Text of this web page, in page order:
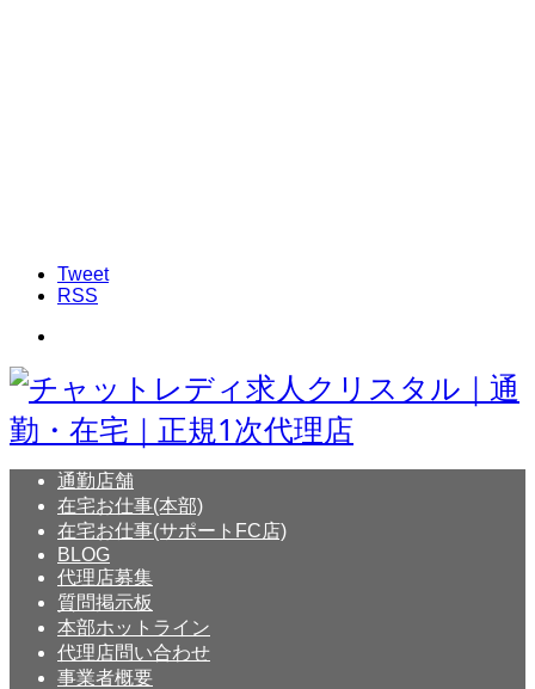
Tweet
RSS
通勤店舗
在宅お仕事(本部)
在宅お仕事(サポートFC店)
BLOG
代理店募集
質問掲示板
本部ホットライン
代理店問い合わせ
事業者概要